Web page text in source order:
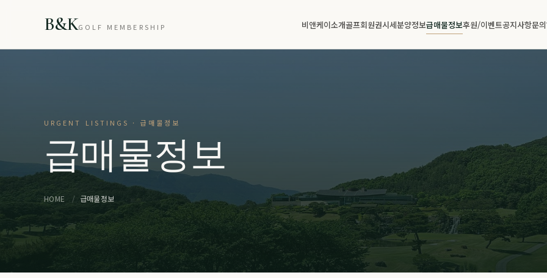
B&KGOLF MEMBERSHIP 비앤케이소개골프회원권시세분양정보급매물정보후원/이벤트공지사항문
URGENT LISTINGS · 급매물정보
급매물정보
HOME / 급매물정보